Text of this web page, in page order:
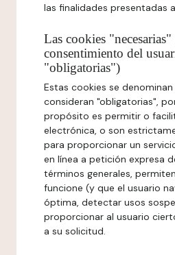
las finalidades presentadas
Las cookies "necesarias"
consentimiento del
"obligatorias")
Estas cookies se
consideran "obligatorias",
propósito es permitir o
electrónica, o son
para proporcionar un
en línea a petición expresa
términos generales,
funcione (y que el usuario
óptima, detectar usos
proporcionar al usuario
a su solicitud.